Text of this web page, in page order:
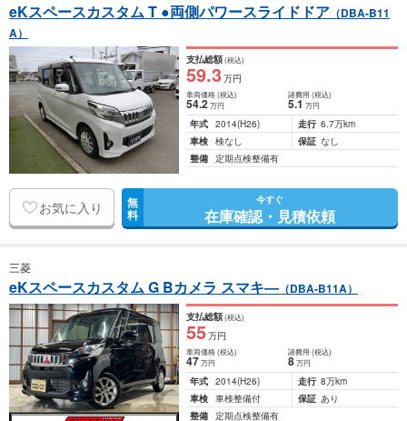
eKスペースカスタム T ●両側パワースライドドア （DBA-B11
A）
支払総額(税込)
59.3万円
車両価格(税込)
54.2万円
諸費用 (税込)
5.1 万円
年式 2014(H26) 走行 6.7万km
車検 検なし 保証 なし
整備 定期点検整備有
お気に入り 無
料
今すぐ
在庫確認・見積依頼
三菱
eKスペースカスタム G Bカメラ スマキ― （DBA-B11A）
支払総額(税込)
55万円
車両価格(税込)
47万円
諸費用 (税込)
8 万円
年式 2014(H26) 走行 8万km
車検 車検整備付 保証 あり
整備 定期点検整備有